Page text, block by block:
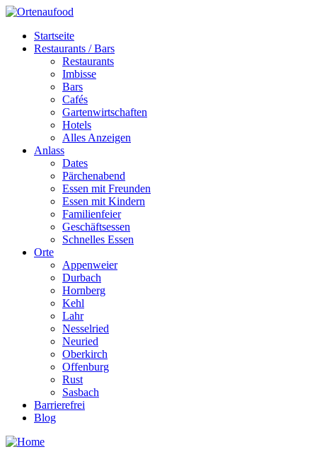
Startseite
Restaurants / Bars
Restaurants
Imbisse
Bars
Cafés
Gartenwirtschaften
Hotels
Alles Anzeigen
Anlass
Dates
Pärchenabend
Essen mit Freunden
Essen mit Kindern
Familienfeier
Geschäftsessen
Schnelles Essen
Orte
Appenweier
Durbach
Hornberg
Kehl
Lahr
Nesselried
Neuried
Oberkirch
Offenburg
Rust
Sasbach
Barrierefrei
Blog